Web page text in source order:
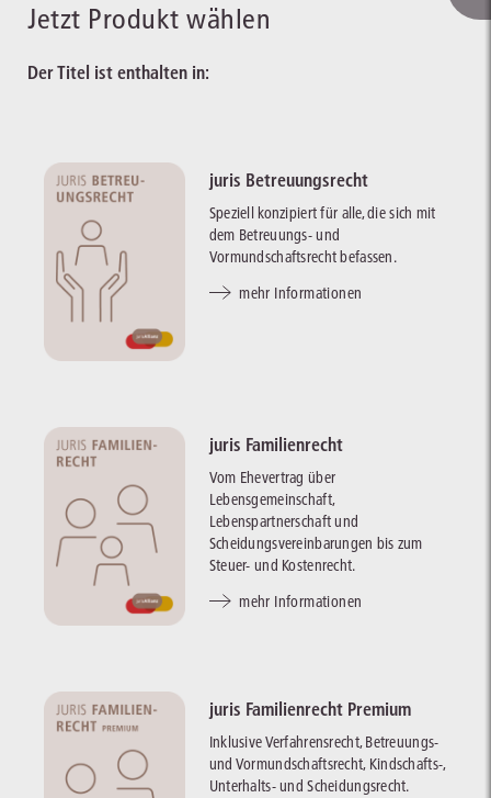
Jetzt Produkt wählen
Der Titel ist enthalten in:
juris Betreuungsrecht
Speziell konzipiert für alle, die sich mit
dem Betreuungs- und
Vormundschaftsrecht befassen.
mehr Informationen
juris Familienrecht
Vom Ehevertrag über
Lebensgemeinschaft,
Lebenspartnerschaft und
Scheidungsvereinbarungen bis zum
Steuer- und Kostenrecht.
mehr Informationen
juris Familienrecht Premium
Inklusive Verfahrensrecht, Betreuungs-
und Vormundschaftsrecht, Kindschafts-,
Unterhalts- und Scheidungsrecht.